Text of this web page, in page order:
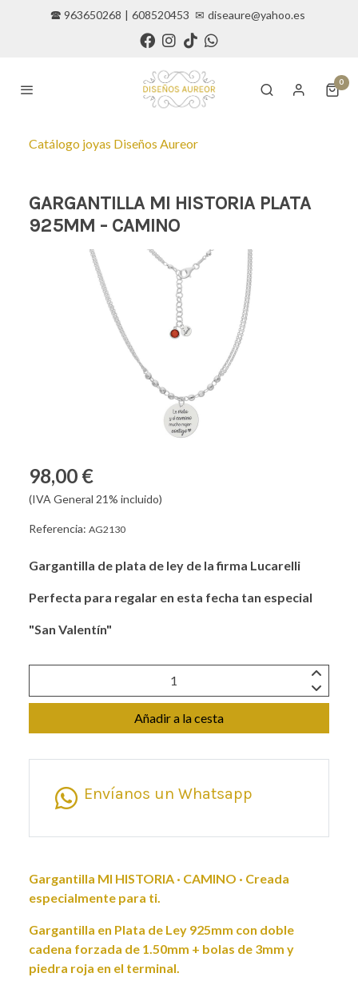
🕿 963650268 | 608520453 ✉ diseaure@yahoo.es
0
Catálogo joyas Diseños Aureor
GARGANTILLA MI HISTORIA PLATA
925MM - CAMINO
98,00 €
(IVA General 21% incluido)
Referencia: AG2130
Gargantilla de plata de ley de la firma Lucarelli
Perfecta para regalar en esta fecha tan especial
"San Valentín"
Añadir a la cesta
Envíanos un Whatsapp
Gargantilla MI HISTORIA · CAMINO · Creada
especialmente para ti.
Gargantilla en Plata de Ley 925mm con doble
cadena forzada de 1.50mm + bolas de 3mm y
piedra roja en el terminal.